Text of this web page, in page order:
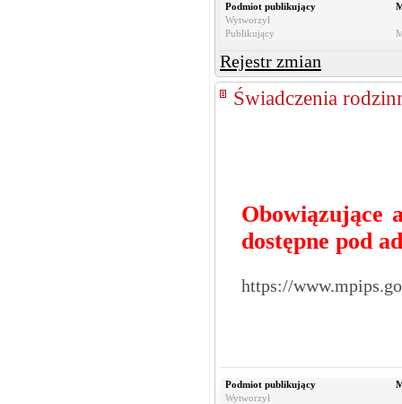
Podmiot publikujący
Wytworzył
Publikujący
Rejestr zmian
Świadczenia
Obowiązujące
dostępne pod
https://
Podmiot publikujący
Wytworzył